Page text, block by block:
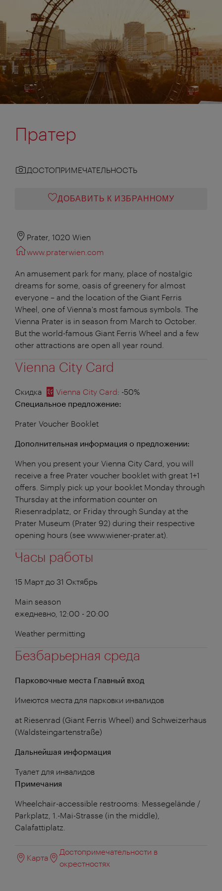
Пратер
ДОСТОПРИМЕЧАТЕЛЬНОСТЬ
ДОБАВИТЬ К ИЗБРАННОМУ
Prater, 1020 Wien
www.praterwien.com
An amusement park for many, place of nostalgic
dreams for some, oasis of greenery for almost
everyone – and the location of the Giant Ferris
Wheel, one of Vienna's most famous symbols. The
Vienna Prater is in season from March to October.
But the world-famous Giant Ferris Wheel and a few
other attractions are open all year round.
Vienna City Card
Скидка Vienna City Card: -50%
Специальное предложение:
Prater Voucher Booklet
Дополнительная информация о предложении:
When you present your Vienna City Card, you will
receive a free Prater voucher booklet with great 1+1
offers. Simply pick up your booklet Monday through
Thursday at the information counter on
Riesenradplatz, or Friday through Sunday at the
Prater Museum (Prater 92) during their respective
opening hours (see www.wiener-prater.at).
Часы работы
15 Март до 31 Октябрь
Main season
ежедневно, 12:00 - 20:00
Weather permitting
Безбарьерная среда
Парковочные места Главный вход
Имеются места для парковки инвалидов
at Riesenrad (Giant Ferris Wheel) and Schweizerhaus
(Waldsteingartenstraße)
Дальнейшая информация
Туалет для инвалидов
Примечания
Wheelchair-accessible restrooms: Messegelände /
Parkplatz, 1.-Mai-Strasse (in the middle),
Calafattiplatz.
Карта
Достопримечательности в
окрестностях